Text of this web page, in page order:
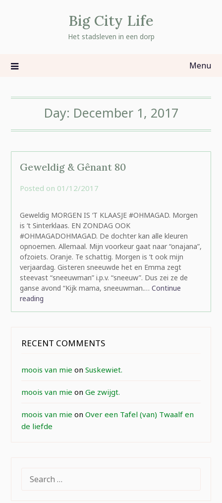
Big City Life
Het stadsleven in een dorp
Menu
Day: December 1, 2017
Geweldig & Gênant 80
Posted on 01/12/2017
Geweldig MORGEN IS ‘T KLAASJE #OHMAGAD. Morgen
is ‘t Sinterklaas. EN ZONDAG OOK
#OHMAGADOHMAGAD. De dochter kan alle kleuren
opnoemen. Allemaal. Mijn voorkeur gaat naar “onajana”,
ofzoiets. Oranje. Te schattig. Morgen is ‘t ook mijn
verjaardag. Gisteren sneeuwde het en Emma zegt
steevast “sneeuwman” i.p.v. “sneeuw”. Dus zei ze de
ganse avond “Kijk mama, sneeuwman.… Continue
reading
RECENT COMMENTS
moois van mie onSuskewiet.
moois van mie onGe zwijgt.
moois van mie onOver een Tafel (van) Twaalf en
de liefde
FOR: